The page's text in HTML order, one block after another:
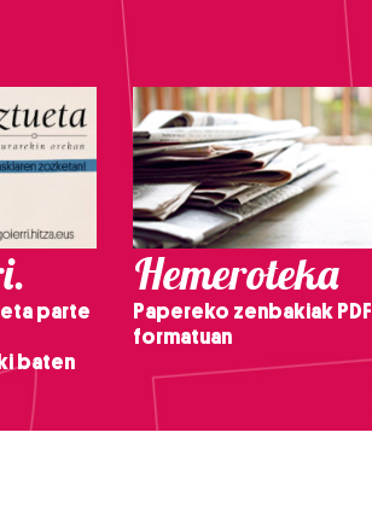
eta parte
baten
Hemeroteka
Papereko zenbakiak PDF
formatuan